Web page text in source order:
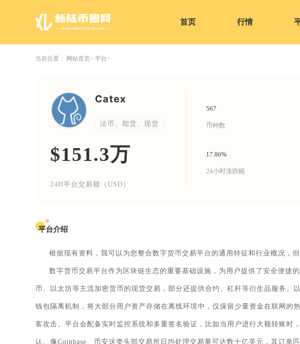
首页 行情
当前位置： 网站首页 平台
Catex
法币、期货、现货
$151.3万
24H平台交易额（USD）
567
币种数
17.86%
24小时涨跌幅
平台介绍
根据现有资料，我可以为您整合数字货币交易平台的通用特征和行业概况，
数字货币交易平台作为区块链生态的重要基础设施，为用户提供了安全便捷
币、以太坊等主流加密货币的现货交易，部分还提供合约、杠杆等衍生品服务。
钱包隔离机制，将大部分用户资产存储在离线环境中，仅保留少量资金在联网的
客攻击。平台会配备实时监控系统和多重签名验证，比如当用户进行大额转账时
认。像Coinbase、币安这类头部交易所日均处理交易量可达数十亿美元，其订单